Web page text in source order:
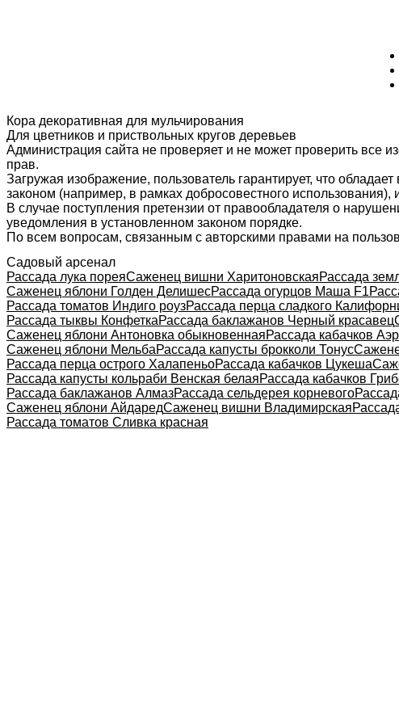
Кора декоративная для мульчирования
Для цветников и приствольных кругов деревьев
Администрация сайта не проверяет и не может проверить все
прав.
Загружая изображение, пользователь гарантирует, что
законом (например, в рамках добросовестного использования),
В случае поступления претензии от правообладателя о
уведомления в установленном законом порядке.
По всем вопросам, связанным с авторскими правами на
Садовый арсенал
Рассада лука пореяСаженец вишни ХаритоновскаяРассада
Саженец яблони Голден ДелишесРассада огурцов Маша F1
Рассада томатов Индиго роузРассада перца сладкого
Рассада тыквы КонфеткаРассада баклажанов Черный красавец
Саженец яблони Антоновка обыкновеннаяРассада кабачков
Саженец яблони МельбаРассада капусты брокколи Тонус
Рассада перца острого ХалапеньоРассада кабачков Цукеша
Рассада капусты кольраби Венская белаяРассада кабачков
Рассада баклажанов АлмазРассада сельдерея корневого
Саженец яблони АйдаредСаженец вишни Владимирская
Рассада томатов Сливка красная